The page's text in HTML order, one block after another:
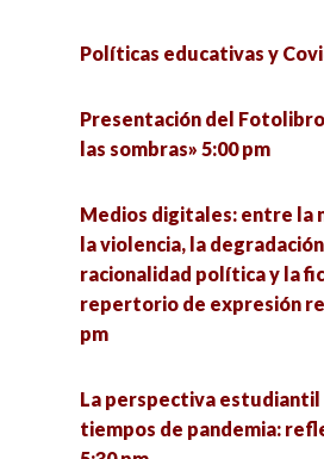
Políticas educativas y
Presentación del
las sombras» 5:00 pm
Medios digitales: entre la
la violencia, la
racionalidad política y la
repertorio de expresión
pm
La perspectiva
tiempos de pandemia: